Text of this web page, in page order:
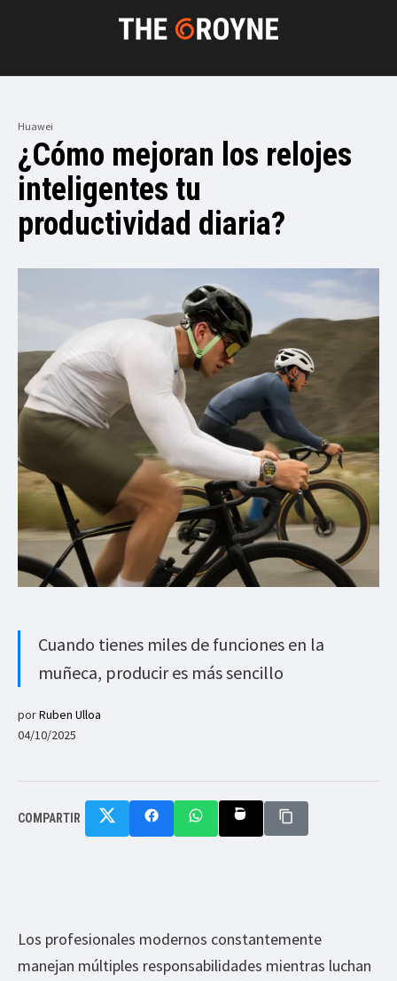
Huawei
¿Cómo mejoran los relojes
inteligentes tu
productividad diaria?
Cuando tienes miles de funciones en la
muñeca, producir es más sencillo
porRuben Ulloa
04/10/2025
COMPARTIR
Los profesionales modernos constantemente
manejan múltiples responsabilidades mientras luchan